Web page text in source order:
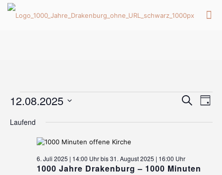
Veranstaltungen
für
12.
SucheTag
12.08.2025
wählen.
Laufend
1000 Jahre Drakenburg – 1000 Minuten
6. Juli 2025 | 14:00 Uhrbis31. August 2025 | 16:00 Uhr